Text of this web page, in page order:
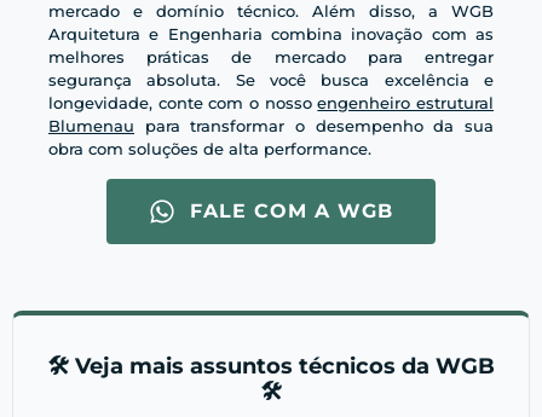
mercado e domínio técnico. Além disso, a WGB
Arquitetura e Engenharia combina inovação com as
melhores práticas de mercado para entregar
segurança absoluta. Se você busca excelência e
longevidade, conte com o nossoengenheiro estrutural
Blumenau para transformar o desempenho da sua
obra com soluções de alta performance.
FALE COM A WGB
🛠️ Veja mais assuntos técnicos da WGB
🛠️